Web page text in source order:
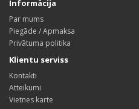
Informācija
Par mums
Piegāde / Apmaksa
Privātuma politika
Klientu serviss
Kontakti
Atteikumi
Vietnes karte